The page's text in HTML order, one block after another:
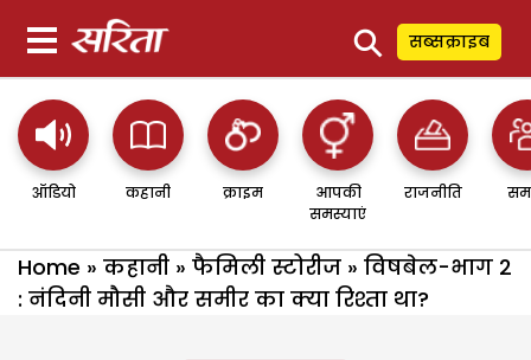
⚲ सब्सक्राइब
ऑडियो कहानी क्राइम
आपकी
समस्याएं
राजनीति
Home » कहानी » फैमिली स्टोरीज » विषबेल-भाग 2
: नंदिनी मौसी और समीर का क्या रिश्ता था?